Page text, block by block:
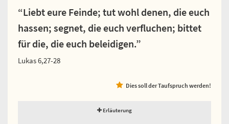
“Liebt eure Feinde; tut wohl denen, die euch
hassen; segnet, die euch verfluchen; bittet
für die, die euch beleidigen.”
Lukas 6,27-28
Dies soll der Taufspruch werden!
Erläuterung